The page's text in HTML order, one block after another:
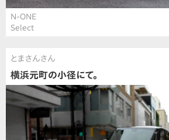
N-ONE
Select
とまさんさん
横浜元町の小径にて。